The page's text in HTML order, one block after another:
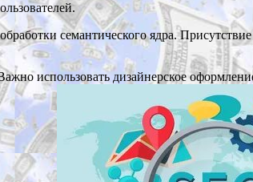
семантического ядра.
использовать дизайнерское